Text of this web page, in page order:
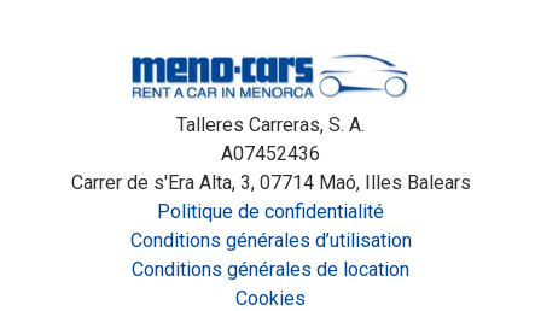
Talleres Carreras, S. A.
A07452436
Carrer de s'Era Alta, 3, 07714 Maó, Illes Balears
Politique de confidentialité
Conditions générales d’utilisation
Conditions générales de location
Cookies